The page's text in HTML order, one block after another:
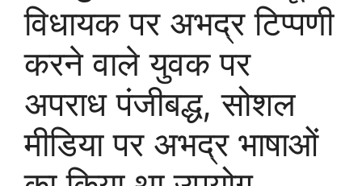
विधायक पर अभद्र टिप्पणी
करने वाले युवक पर
अपराध पंजीबद्ध, सोशल
मीडिया पर अभद्र भाषाओं